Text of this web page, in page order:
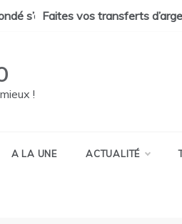
police s’attaque aux gangs de
vos transferts d’argent Haïti avec
!
A LA UNE ACTUALITÉ